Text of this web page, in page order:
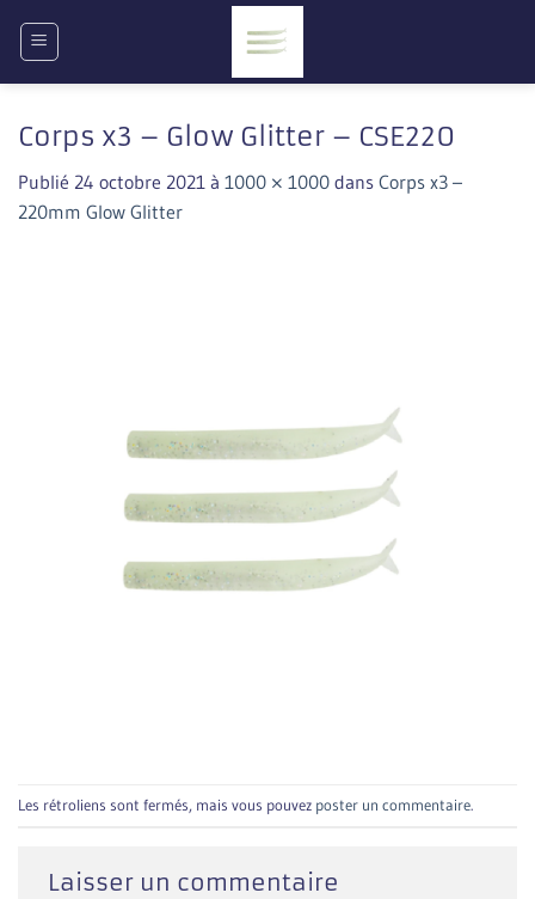
Corps x3 – Glow Glitter – CSE220
Publié 24 octobre 2021 à 1000 × 1000 dans Corps x3 –
220mm Glow Glitter
Les rétroliens sont fermés, mais vous pouvez poster un commentaire.
Laisser un commentaire